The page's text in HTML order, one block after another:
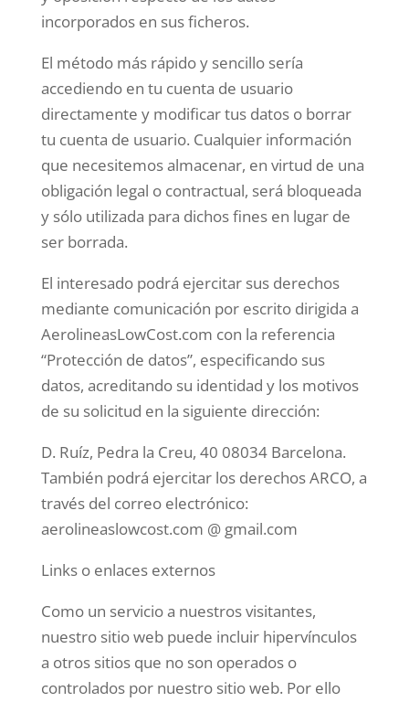
incorporados en sus ficheros.
El método más rápido y sencillo sería
accediendo en tu cuenta de usuario
directamente y modificar tus datos o borrar
tu cuenta de usuario. Cualquier información
que necesitemos almacenar, en virtud de una
obligación legal o contractual, será bloqueada
y sólo utilizada para dichos fines en lugar de
ser borrada.
El interesado podrá ejercitar sus derechos
mediante comunicación por escrito dirigida a
AerolineasLowCost.com con la referencia
“Protección de datos”, especificando sus
datos, acreditando su identidad y los motivos
de su solicitud en la siguiente dirección:
D. Ruíz, Pedra la Creu, 40 08034 Barcelona.
También podrá ejercitar los derechos ARCO, a
través del correo electrónico:
aerolineaslowcost.com @ gmail.com
Links o enlaces externos
Como un servicio a nuestros visitantes,
nuestro sitio web puede incluir hipervínculos
a otros sitios que no son operados o
controlados por nuestro sitio web. Por ello